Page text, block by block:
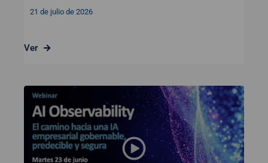
21 de julio de 2026
Ver